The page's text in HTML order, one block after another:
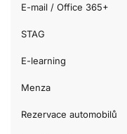
E-mail / Office 365+
STAG
E-learning
Menza
Rezervace automobilů